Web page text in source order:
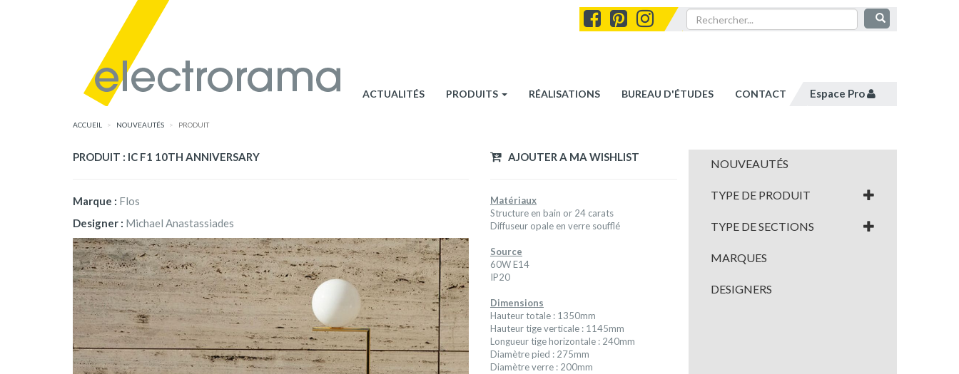
ACTUALITÉS PRODUITS RÉALISATIONS BUREAU D'ÉTUDES CONTACT Espace Pro
ACCUEIL NOUVEAUTÉS PRODUIT
PRODUIT : IC F1 10TH ANNIVERSARY
Marque : Flos
Designer : Michael Anastassiades
AJOUTER A MA WISHLIST
Matériaux
Structure en bain or 24 carats
Diffuseur opale en verre soufflé
Source
60W E14
IP20
Dimensions
Hauteur totale : 1350mm
Hauteur tige verticale : 1145mm
Longueur tige horizontale : 240mm
Diamètre pied : 275mm
Diamètre verre : 200mm
NOUVEAUTÉS
TYPE DE PRODUIT
TYPE DE SECTIONS
MARQUES
DESIGNERS